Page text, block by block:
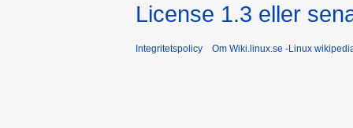
License 1.3 eller
Integritetspolicy Om Wiki.linux.se -Linux